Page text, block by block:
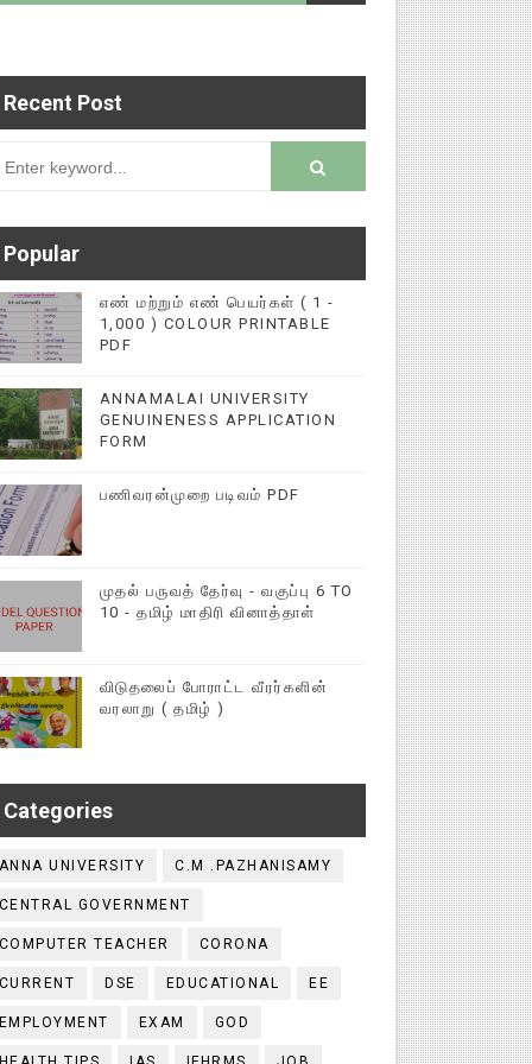
மின்னல் கல்விச் செய்தி இணையதளத்தில்
Recent Post
Popular
எண் மற்றும் எண் பெயர்கள் ( 1 -
1,000 ) COLOUR PRINTABLE
PDF
ANNAMALAI UNIVERSITY
GENUINENESS APPLICATION
FORM
பணிவரன்முறை படிவம் PDF
முதல் பருவத் தேர்வு - வகுப்பு 6 TO
10 - தமிழ் மாதிரி வினாத்தாள்
விடுதலைப் போராட்ட வீரர்களின்
வரலாறு ( தமிழ் )
Categories
ANNA UNIVERSITY C.M .PAZHANISAMY
CENTRAL GOVERNMENT
COMPUTER TEACHER CORONA
CURRENT DSE EDUCATIONAL EE
EMPLOYMENT EXAM GOD